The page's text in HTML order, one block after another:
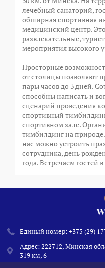
лечебный санаторий,
обширная спортивная
медицинский центр.
развлекательные,
мероприятия высокого
Просторные
от столицы позволяют
пары часов до 3 дней.
способны написать и
сценарий проведения
спортивный
спортивном зале.
тимбилдинг на
нас можно устроить
сотрудника, день
года. Встречаем гостей
Единый номер:+375 (29)
Адрес: 222712, Минская
319 км, 6